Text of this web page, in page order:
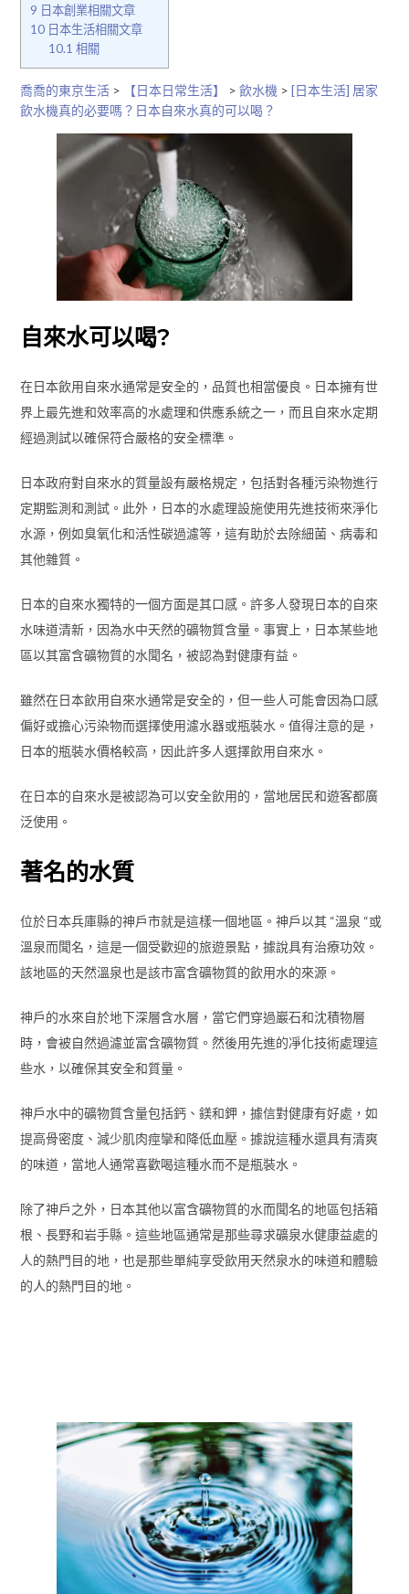
9 日本創業相關文章
10日本生活相關文章
10.1 相關
喬喬的東京生活> 【日本日常生活】 > 飲水機 > [日本生活] 居家
飲水機真的必要嗎？日本自來水真的可以喝？
自來水可以喝?
在日本飲用自來水通常是安全的，品質也相當優良。日本擁有世
界上最先進和效率高的水處理和供應系統之一，而且自來水定期
經過測試以確保符合嚴格的安全標準。
日本政府對自來水的質量設有嚴格規定，包括對各種污染物進行
定期監測和測試。此外，日本的水處理設施使用先進技術來淨化
水源，例如臭氧化和活性碳過濾等，這有助於去除細菌、病毒和
其他雜質。
日本的自來水獨特的一個方面是其口感。許多人發現日本的自來
水味道清新，因為水中天然的礦物質含量。事實上，日本某些地
區以其富含礦物質的水聞名，被認為對健康有益。
雖然在日本飲用自來水通常是安全的，但一些人可能會因為口感
偏好或擔心污染物而選擇使用濾水器或瓶裝水。值得注意的是，
日本的瓶裝水價格較高，因此許多人選擇飲用自來水。
在日本的自來水是被認為可以安全飲用的，當地居民和遊客都廣
泛使用。
著名的水質
位於日本兵庫縣的神戶市就是這樣一個地區。神戶以其 “溫泉 “或
溫泉而聞名，這是一個受歡迎的旅遊景點，據說具有治療功效。
該地區的天然溫泉也是該市富含礦物質的飲用水的來源。
神戶的水來自於地下深層含水層，當它們穿過巖石和沈積物層
時，會被自然過濾並富含礦物質。然後用先進的凈化技術處理這
些水，以確保其安全和質量。
神戶水中的礦物質含量包括鈣、鎂和鉀，據信對健康有好處，如
提高骨密度、減少肌肉痙攣和降低血壓。據說這種水還具有清爽
的味道，當地人通常喜歡喝這種水而不是瓶裝水。
除了神戶之外，日本其他以富含礦物質的水而聞名的地區包括箱
根、長野和岩手縣。這些地區通常是那些尋求礦泉水健康益處的
人的熱門目的地，也是那些單純享受飲用天然泉水的味道和體驗
的人的熱門目的地。